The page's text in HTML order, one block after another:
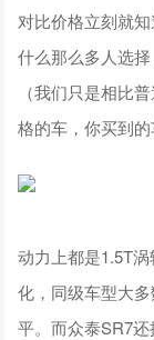
对比价格立刻就
什么那么多人选
（我们只是相比
格的车，你买到的
动力上都是1.5T
化，同级车型大
平。而众泰SR7